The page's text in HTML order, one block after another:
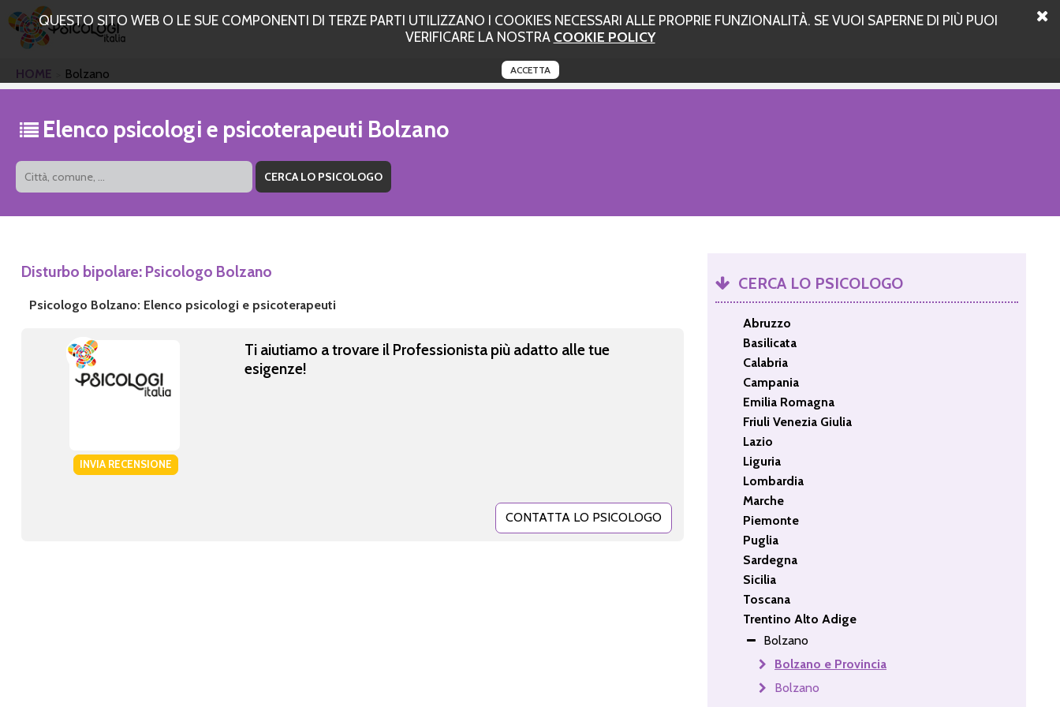
QUESTO SITO WEB O LE SUE COMPONENTI DI TERZE PARTI UTILIZZANO I COOKIES NECESSARI ALLE PROPRIE FUNZIONALITÀ. SE VUOI SAPERNE DI PIÙ PUOI
VERIFICARE LA NOSTRA COOKIE POLICY
ACCETTA
HOME Bolzano
Elenco psicologi e psicoterapeuti Bolzano
Disturbo bipolare: Psicologo Bolzano
Psicologo Bolzano: Elenco psicologi e psicoterapeuti
INVIA RECENSIONE
Ti aiutiamo a trovare il Professionista più adatto alle tue
esigenze!
CONTATTA LO PSICOLOGO
CERCA LO PSICOLOGO
Abruzzo
Basilicata
Calabria
Campania
Emilia Romagna
Friuli Venezia Giulia
Lazio
Liguria
Lombardia
Marche
Piemonte
Puglia
Sardegna
Sicilia
Toscana
Trentino Alto Adige
Bolzano
Bolzano e Provincia
Bolzano